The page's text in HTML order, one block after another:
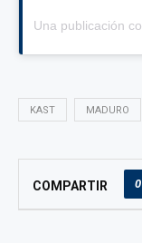
KAST MADURO
COMPARTIR 0